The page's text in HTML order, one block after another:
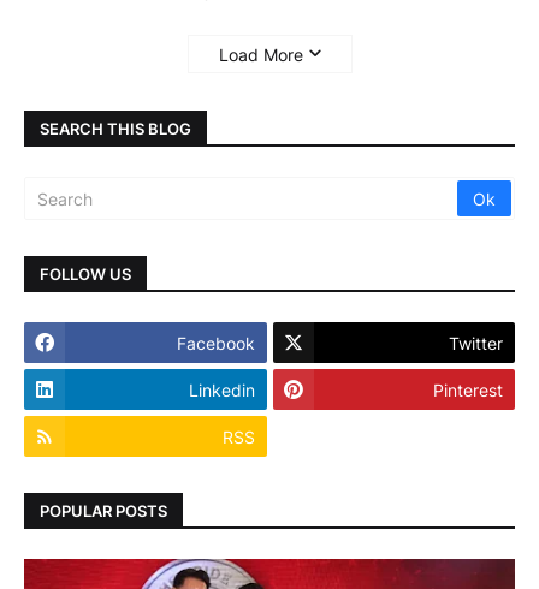
Load More
SEARCH THIS BLOG
FOLLOW US
Facebook Twitter
Linkedin Pinterest
RSS
POPULAR POSTS